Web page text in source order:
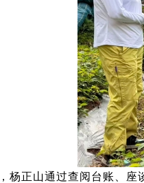
杨正山通过查阅台账、